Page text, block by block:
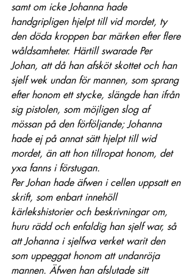
samt om icke Johanna hade
handgripligen hjelpt till vid mordet, ty
den döda kroppen bar märken efter flere
wåldsamheter. Härtill swarade Per
Johan, att då han afsköt skottet och han
sjelf wek undan för mannen, som sprang
efter honom ett stycke, slängde han ifrån
sig pistolen, som möjligen slog af
mössan på den förföljande; Johanna
hade ej på annat sätt hjelpt till wid
mordet, än att hon tillropat honom, det
yxa fanns i förstugan.
Per Johan hade äfwen i cellen uppsatt en
skrift, som enbart innehöll
kärlekshistorier och beskrivningar om,
huru rädd och enfaldig han sjelf war, så
att Johanna i sjelfwa verket warit den
som uppeggat honom att undanröja
mannen. Äfwen han afslutade sitt